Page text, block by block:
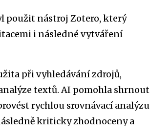
použit nástroj Zotero, který
i následné vytváření
při vyhledávání zdrojů,
textů. AI pomohla shrnout
rychlou srovnávací analýzu
kriticky zhodnoceny a